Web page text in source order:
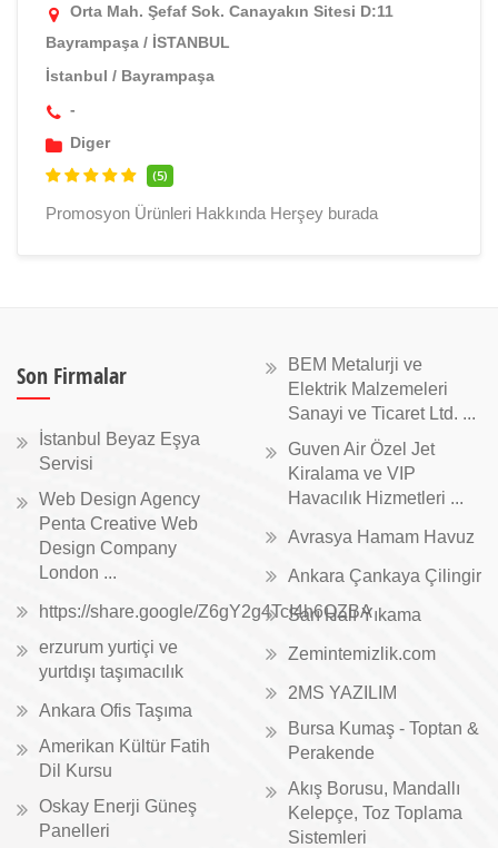
Orta Mah. Şefaf Sok. Canayakın Sitesi D:11
Bayrampaşa / İSTANBUL
İstanbul / Bayrampaşa
-
Diger
(5)
Promosyon Ürünleri Hakkında Herşey burada
Son Firmalar
İstanbul Beyaz Eşya
Servisi
Web Design Agency
Penta Creative Web
Design Company
London ...
https://share.google/Z6gY2g4TcI4h6QZBA
erzurum yurtiçi ve
yurtdışı taşımacılık
Ankara Ofis Taşıma
Amerikan Kültür Fatih
Dil Kursu
Oskay Enerji Güneş
Panelleri
BEM Metalurji ve
Elektrik Malzemeleri
Sanayi ve Ticaret Ltd. ...
Guven Air Özel Jet
Kiralama ve VIP
Havacılık Hizmetleri ...
Avrasya Hamam Havuz
Ankara Çankaya Çilingir
Sarı Halı Yıkama
Zemintemizlik.com
2MS YAZILIM
Bursa Kumaş - Toptan &
Perakende
Akış Borusu, Mandallı
Kelepçe, Toz Toplama
Sistemleri